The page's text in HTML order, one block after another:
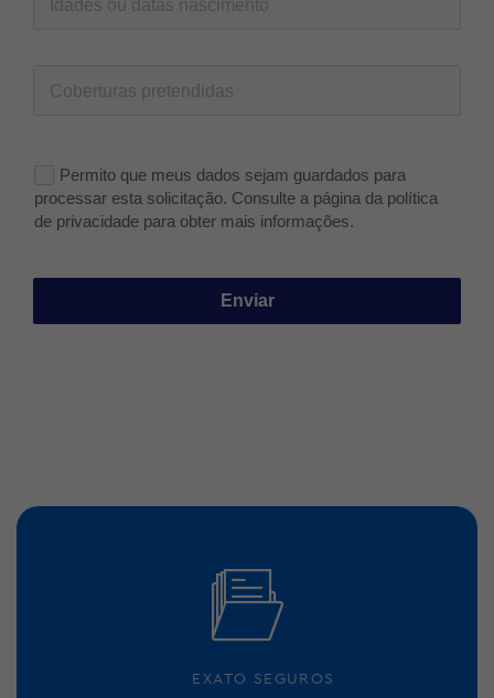
Permito que meus dados sejam guardados para
processar esta solicitação. Consulte a página da política
de privacidade para obter mais informações.
Enviar
EXATO SEGUROS